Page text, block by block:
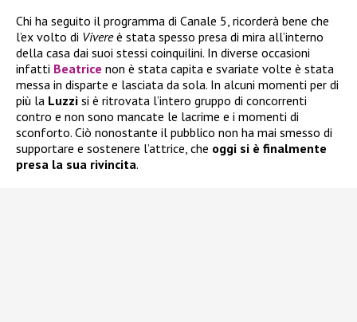
Chi ha seguito il programma di Canale 5, ricorderà bene che
l’ex volto di Vivereè stata spesso presa di mira all’interno
della casa dai suoi stessi coinquilini. In diverse occasioni
infatti Beatrice non è stata capita e svariate volte è stata
messa in disparte e lasciata da sola. In alcuni momenti per di
più la Luzzi si è ritrovata l’intero gruppo di concorrenti
contro e non sono mancate le lacrime e i momenti di
sconforto. Ciò nonostante il pubblico non ha mai smesso di
supportare e sostenere l’attrice, che oggi si è finalmente
presa la sua rivincita.